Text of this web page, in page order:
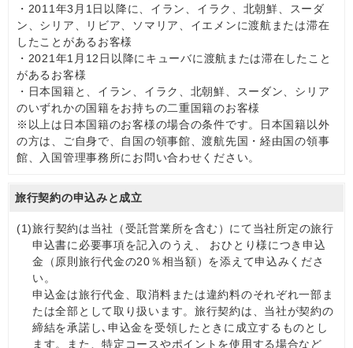
・2011年3月1日以降に、イラン、イラク、北朝鮮、スーダ
ン、シリア、リビア、ソマリア、イエメンに渡航または滞在
したことがあるお客様
・2021年1月12日以降にキューバに渡航または滞在したこと
があるお客様
・日本国籍と、イラン、イラク、北朝鮮、スーダン、シリア
のいずれかの国籍をお持ちの二重国籍のお客様
※以上は日本国籍のお客様の場合の条件です。日本国籍以外
の方は、ご自身で、自国の領事館、渡航先国・経由国の領事
館、入国管理事務所にお問い合わせください。
旅行契約の申込みと成立
(1)旅行契約は当社（受託営業所を含む）にて当社所定の旅行
申込書に必要事項を記入のうえ、 おひとり様につき申込
金（原則旅行代金の20％相当額）を添えて申込みくださ
い。
申込金は旅行代金、取消料または違約料のそれぞれ一部ま
たは全部として取り扱います。旅行契約は、当社が契約の
締結を承諾し､申込金を受領したときに成立するものとし
ます。また、特定コースやポイントを使用する場合など